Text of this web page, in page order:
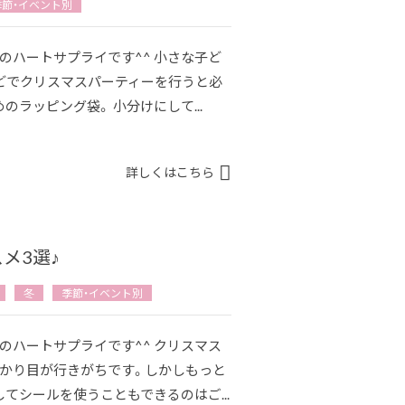
・イベント別
ハートサプライです^^ 小さな子ど
でクリスマスパーティーを行うと必
ラッピング袋。 小分けにして...
詳しくはこちら
3選♪
冬 季節・イベント別
ハートサプライです^^ クリスマス
り目が行きがちです。しかしもっと
シールを使うこともできるのはご...